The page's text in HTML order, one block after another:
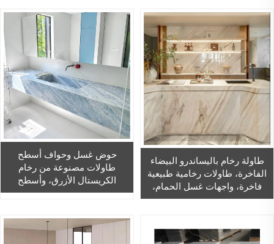
طاولة رخام باليساندرو البيضاء
الفاخرة، طاولات رخامية طبيعية
فاخرة، واجهات غسل الحمام،
وأسطح الطاولات، بتصميم خاص
حوض غسل وحواف أسطح
طاولات مصنوعة من رخام
الكريستال الأزرق، وأسطح
طاولات الزينة، وحواف أحواض
الرخام